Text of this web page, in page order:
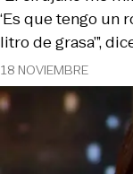
18 NOVIEMBRE
‘Es que tengo un
litro de grasa’”,